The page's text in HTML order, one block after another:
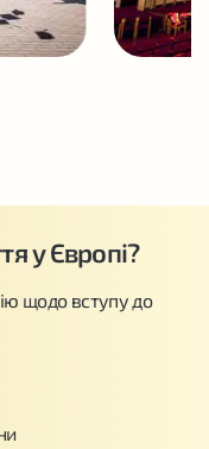
у Європі?
щодо вступу до